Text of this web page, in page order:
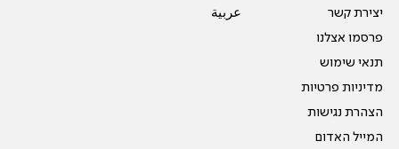
יצירת קשר
פרסמו אצלנו
תנאי שימוש
מדיניות פרטיות
הצהרת נגישות
המייל האדום
عربية